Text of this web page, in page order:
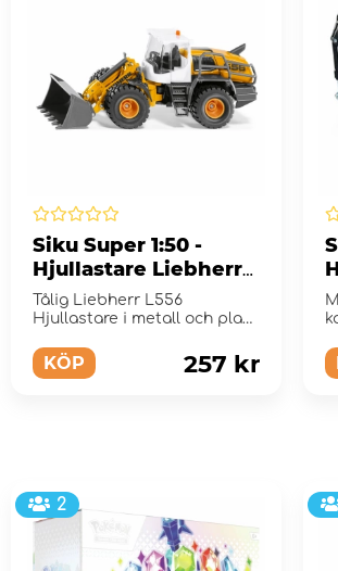
Siku Super 1:50 -
Hjullastare Liebherr
L556
Tålig Liebherr L556
Hjullastare i metall och plast
KÖP 257 kr
2